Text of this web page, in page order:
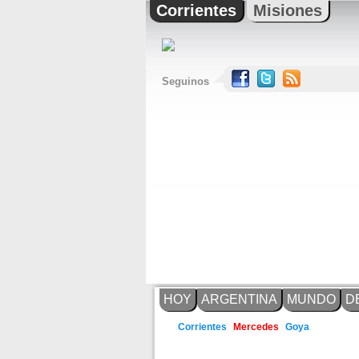
Corrientes Misiones
Seguinos
HOY ARGENTINA MUNDO
Corrientes Mercedes Goya